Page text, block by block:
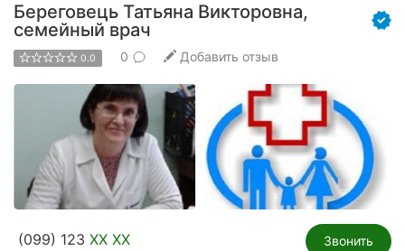
Популярные
рубрики:
Стоматологии
Частные
клиники
Ветеринарные
Береговець Татьяна Викторовна,
семейный врач
0.0 0 Добавить отзыв
(099) 123 XX XX Звонить